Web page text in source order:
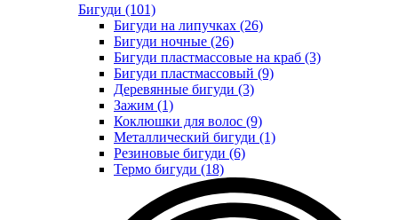
Бигуди (101)
Бигуди на липучках (26)
Бигуди ночные (26)
Бигуди пластмассовые на краб (3)
Бигуди пластмассовый (9)
Деревянные бигуди (3)
Зажим (1)
Коклюшки для волос (9)
Металлический бигуди (1)
Резиновые бигуди (6)
Термо бигуди (18)